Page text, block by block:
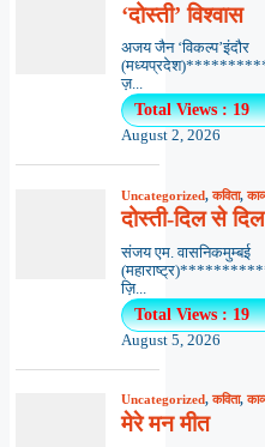
‘दोस्ती’ विश्वास
अजय जैन ‘विकल्प’इंदौर
ज़...
Total Views : 19
August 2, 2026
Uncategorized,कविता,
दोस्ती-दिल से
संजय एम. वासनिकमुम्बई
ज़ि...
Total Views : 19
August 5, 2026
Uncategorized,कविता,
मेरे मन मीत